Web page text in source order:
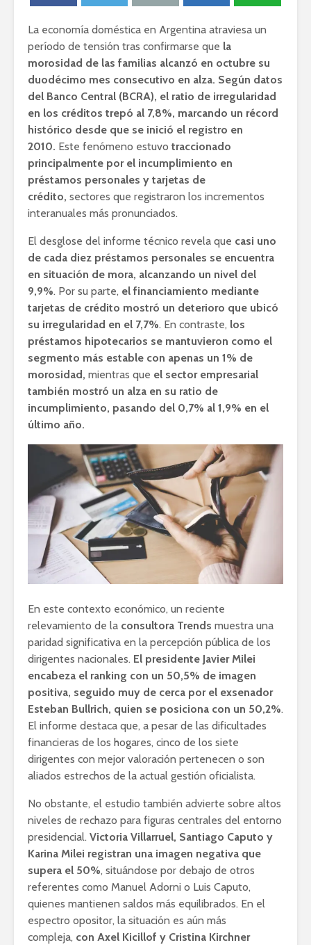
La economía doméstica en Argentina atraviesa un
período de tensión tras confirmarse que la
morosidad de las familias alcanzó en octubre su
duodécimo mes consecutivo en alza. Según datos
del Banco Central (BCRA), el ratio de irregularidad
en los créditos trepó al 7,8%, marcando un récord
histórico desde que se inició el registro en
2010. Este fenómeno estuvo traccionado
principalmente por el incumplimiento en
préstamos personales y tarjetas de
crédito, sectores que registraron los incrementos
interanuales más pronunciados.
El desglose del informe técnico revela que casi uno
de cada diez préstamos personales se encuentra
en situación de mora, alcanzando un nivel del
9,9%. Por su parte, el financiamiento mediante
tarjetas de crédito mostró un deterioro que ubicó
su irregularidad en el 7,7%. En contraste, los
préstamos hipotecarios se mantuvieron como el
segmento más estable con apenas un 1% de
morosidad, mientras que el sector empresarial
también mostró un alza en su ratio de
incumplimiento, pasando del 0,7% al 1,9% en el
último año.
En este contexto económico, un reciente
relevamiento de la consultora Trends muestra una
paridad significativa en la percepción pública de los
dirigentes nacionales. El presidente Javier Milei
encabeza el ranking con un 50,5% de imagen
positiva, seguido muy de cerca por el exsenador
Esteban Bullrich, quien se posiciona con un 50,2%.
El informe destaca que, a pesar de las dificultades
financieras de los hogares, cinco de los siete
dirigentes con mejor valoración pertenecen o son
aliados estrechos de la actual gestión oficialista.
No obstante, el estudio también advierte sobre altos
niveles de rechazo para figuras centrales del entorno
presidencial. Victoria Villarruel, Santiago Caputo y
Karina Milei registran una imagen negativa que
supera el 50%, situándose por debajo de otros
referentes como Manuel Adorni o Luis Caputo,
quienes mantienen saldos más equilibrados. En el
espectro opositor, la situación es aún más
compleja, con Axel Kicillof y Cristina Kirchner